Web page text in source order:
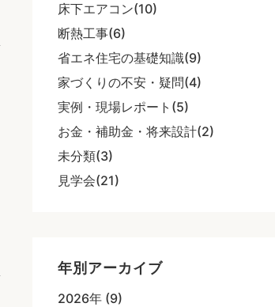
床下エアコン(10)
断熱工事(6)
省エネ住宅の基礎知識(9)
家づくりの不安・疑問(4)
実例・現場レポート(5)
お金・補助金・将来設計(2)
未分類(3)
見学会(21)
年別アーカイブ
2026年 (9)